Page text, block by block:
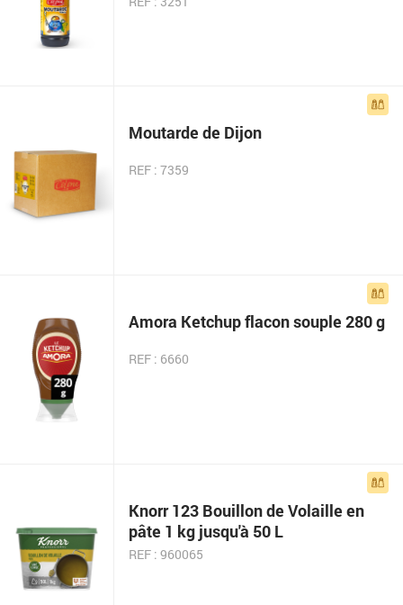
Moutarde de Dijon
REF : 7359
Amora Ketchup flacon souple 280 g
REF : 6660
Knorr 123 Bouillon de Volaille en
pâte 1 kg jusqu'à 50 L
REF : 960065